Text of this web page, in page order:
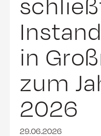
in
zum
2026
29.06.2026